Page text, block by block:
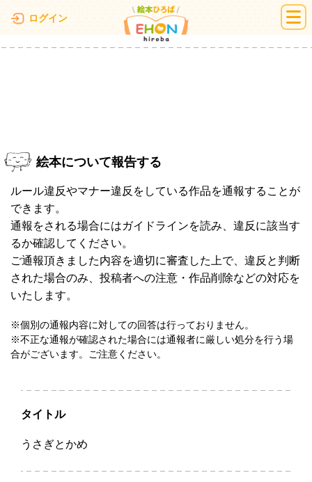
ログイン 絵本ひろば
絵本について報告する
ルール違反やマナー違反をしている作品を通報することが
できます。
通報をされる場合にはガイドラインを読み、違反に該当す
るか確認してください。
ご通報頂きました内容を適切に審査した上で、違反と判断
された場合のみ、投稿者への注意・作品削除などの対応を
いたします。
※個別の通報内容に対しての回答は行っておりません。
※不正な通報が確認された場合には通報者に厳しい処分を行う場
合がございます。ご注意ください。
タイトル
うさぎとかめ